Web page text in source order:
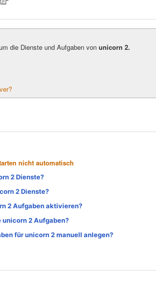
die Dienste und Aufgaben von unicorn 2.
nicht automatisch
2 Dienste?
2 Dienste?
2 Aufgaben aktivieren?
2 Aufgaben?
für unicorn 2 manuell anlegen?